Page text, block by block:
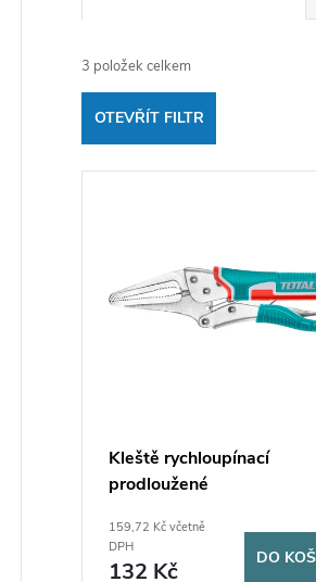
a
z
e
3 položek celkem
OTEVŘÍT FILTR
Kleště rychloupínací
prodloužené
159,72 Kč včetně
DPH
132 Kč DO